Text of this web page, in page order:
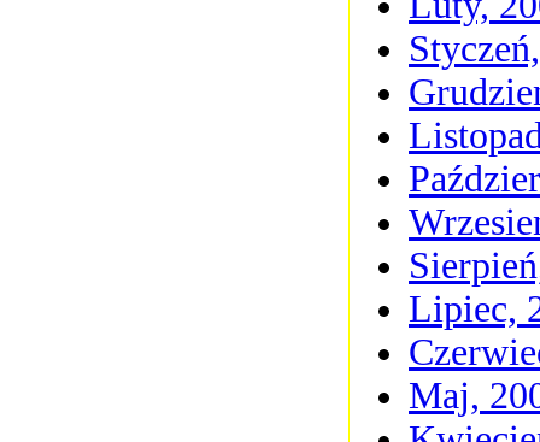
Lipiec,
Maj,